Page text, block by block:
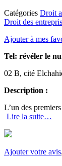
Catégories Droit
Droit des
Ajouter à mes
Tel: révéler le
02 B, cité
Description :
L’un des
Lire la suite…
Ajouter votre avis